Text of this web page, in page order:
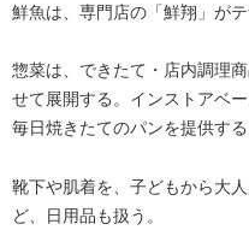
鮮魚は、専門店の「鮮翔」が
惣菜は、できたて・店内調理
せて展開する。インストアベ
毎日焼きたてのパンを提供する
靴下や肌着を、子どもから大
ど、日用品も扱う。